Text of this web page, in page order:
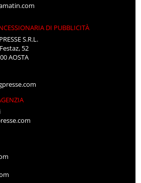
DI PUBBLICITÀ
S.R.L.
52
AOSTA